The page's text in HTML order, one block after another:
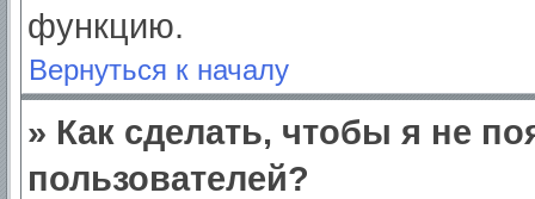
функцию.
Вернуться к началу
» Как сделать, чтобы я не
пользователей?